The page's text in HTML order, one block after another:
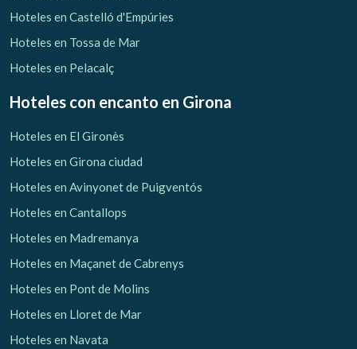
Hoteles en Castelló d'Empúries
Hoteles en Tossa de Mar
Hoteles en Pelacalç
Hoteles con encanto en Girona
Hoteles en El Gironès
Hoteles en Girona ciudad
Hoteles en Avinyonet de Puigventós
Hoteles en Cantallops
Hoteles en Madremanya
Hoteles en Maçanet de Cabrenys
Hoteles en Pont de Molins
Hoteles en Lloret de Mar
Hoteles en Navata